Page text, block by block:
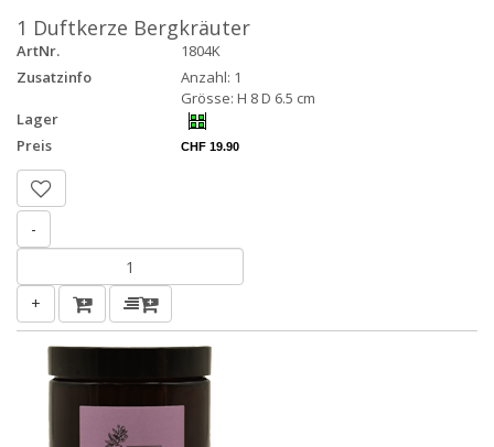
1 Duftkerze Bergkräuter
ArtNr.
1804K
Zusatzinfo
Anzahl: 1
Grösse: H 8 D 6.5 cm
Lager
Preis
CHF 19.90
-
+